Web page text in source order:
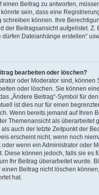
einen Beitrag zu antworten,
könnte sein, dass eine
schreiben können. Ihre
der Beitragsansicht aufgelistet. Z.
dürfen Dateianhänge erstellen“
bearbeiten oder löschen?
oder Moderator sind, können
oder löschen. Sie können
„Ändere Beitrag“-Symbol für
ist dies nur für einen
Wenn bereits jemand auf Ihren
Themenansicht als überarbeitet
auch der letzte Zeitpunkt der
erscheint nicht, wenn noch
oder wenn ein Administrator oder
Diese können jedoch, falls sie es
Ihr Beitrag überarbeitet wurde.
Beitrag nicht löschen
hat.